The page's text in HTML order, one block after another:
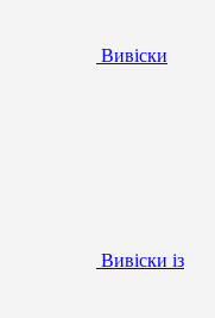
Вивіски
Вивіски із